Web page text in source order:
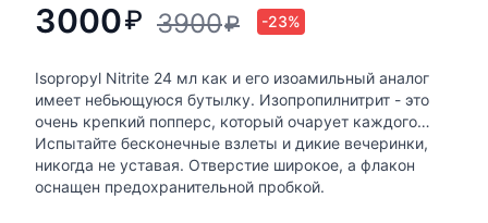
3000₽ 3900₽ -23%
Isopropyl Nitrite 24 мл как и его изоамильный аналог
имеет небьющуюся бутылку. Изопропилнитрит - это
очень крепкий попперс, который очарует каждого…
Испытайте бесконечные взлеты и дикие вечеринки,
никогда не уставая. Отверстие широкое, а флакон
оснащен предохранительной пробкой.